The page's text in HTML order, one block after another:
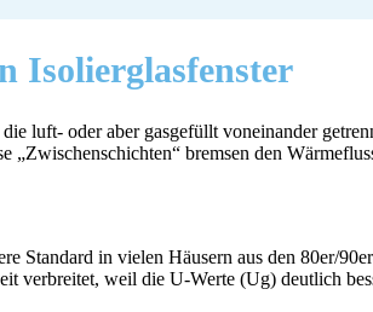
Isolierglasfenster
die luft- oder aber gasgefüllt voneinander
bremsen den
Standard in vielen Häusern aus den 80er/
verbreitet, weil die U-Werte (Ug) deutlich